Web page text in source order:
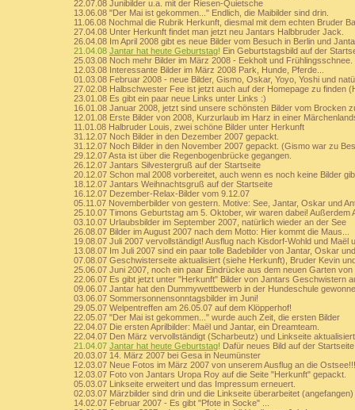
22.07.08 Junibilder u.a. mit der Riesen-Quietsche
13.06.08 "Der Mai ist gekommen..." Endlich, die Maibilder sind drin.
11.06.08 Nochmal die Rubrik Herkunft, diesmal mit dem echten Bruder
27.04.08 Unter Herkunft findet man jetzt neu Jantars Halbbruder Jack.
26.04.08 Im April 2008 gibt es neue Bilder vom Besuch in Berlin und
21.04.08 Jantar hat heute Geburtstag! Ein Geburtstagsbild auf der
25.03.08 Noch mehr Bilder im März 2008 - Eekholt und Frühlingsschnee.
12.03.08 Interessante Bilder im März 2008 Park, Hunde, Pferde...
01.03.08 Februar 2008 - neue Bilder, Gismo, Oskar, Yoyo, Yoshi und
27.02.08 Halbschwester Fee ist jetzt auch auf der Homepage zu finden
23.01.08 Es gibt ein paar neue Links unter Links :)
16.01.08 Januar 2008, jetzt sind unsere schönsten Bilder vom Brocken
12.01.08 Erste Bilder von 2008, Kurzurlaub im Harz in einer
11.01.08 Halbruder Louis, zwei schöne Bilder unter Herkunft
31.12.07 Noch Bilder in den Dezember 2007 gepackt.
31.12.07 Noch Bilder in den November 2007 gepackt. (Gismo war zu
29.12.07 Asta ist über die Regenbogenbrücke gegangen.
26.12.07 Jantars Silvestergruß auf der Startseite
20.12.07 Schon mal 2008 vorbereitet, auch wenn es noch keine Bilder
18.12.07 Jantars Weihnachtsgruß auf der Startseite
16.12.07 Dezember-Relax-Bilder vom 9.12.07
05.11.07 Novemberbilder von gestern. Motive: See, Jantar, Oskar und
25.10.07 Timons Geburtstag am 5. Oktober, wir waren dabei! Außerdem
03.10.07 Urlaubsbilder im September 2007, natürlich wieder an der See
26.08.07 Bilder im August 2007 nach dem Motto: Hier kommt die Maus...
19.08.07 Juli 2007 vervollständigt! Ausflug nach Kisdorf-Wohld und Maël
13.08.07 Im Juli 2007 sind ein paar tolle Badebilder von Jantar, Oskar
07.08.07 Geschwisterseite aktualisiert (siehe Herkunft), Bruder Kevin
25.06.07 Juni 2007, noch ein paar Eindrücke aus dem neuen Garten von
22.06.07 Es gibt jetzt unter "Herkunft" Bilder von Jantars Geschwistern
09.06.07 Jantar hat den Dummywettbewerb in der Hundeschule
03.06.07 Sommersonnensonntagsbilder im Juni!
29.05.07 Welpentreffen am 26.05.07 auf dem Klöpperhof!
22.05.07 "Der Mai ist gekommen..." wurde auch Zeit, die ersten Bilder
22.04.07 Die ersten Aprilbilder: Maël und Jantar, ein Dreamteam.
22.04.07 Den März vervollständigt (Scharbeutz) und Linkseite
21.04.07 Jantar hat heute Geburtstag! Dafür neues Bild auf der
20.03.07 14. März 2007 bei Gesa in Neumünster
12.03.07 Neue Fotos im März 2007 von unserem Ausflug an die Ostsee!!!
12.03.07 Foto von Jantars Uropa Roy auf die Seite "Herkunft" gepackt.
05.03.07 Linkseite erweitert und das Impressum erneuert.
02.03.07 Märzbilder sind drin und die Linkseite überarbeitet (angefangen)
14.02.07 Februar 2007 - Es gibt "Pfote in Socke" ...